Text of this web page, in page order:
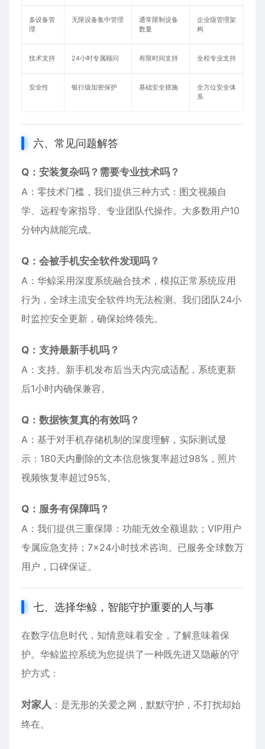
多设备管
理
无限设备集中管理
通常限制设备
数量
企业级管理架
构
技术支持 24小时专属顾问 有限时间支持 全程专业支持
安全性 银行级加密保护 基础安全措施
全方位安全体
系
六、常见问题解答
Q：安装复杂吗？需要专业技术吗？
A：零技术门槛，我们提供三种方式：图文视频自
学、远程专家指导、专业团队代操作。大多数用户10
分钟内就能完成。
Q：会被手机安全软件发现吗？
A：华鲸采用深度系统融合技术，模拟正常系统应用
行为，全球主流安全软件均无法检测。我们团队24小
时监控安全更新，确保始终领先。
Q：支持最新手机吗？
A：支持。新手机发布后当天内完成适配，系统更新
后1小时内确保兼容。
Q：数据恢复真的有效吗？
A：基于对手机存储机制的深度理解，实际测试显
示：180天内删除的文本信息恢复率超过98%，照片
视频恢复率超过95%。
Q：服务有保障吗？
A：我们提供三重保障：功能无效全额退款；VIP用户
专属应急支持；7×24小时技术咨询。已服务全球数万
用户，口碑保证。
七、选择华鲸，智能守护重要的人与事
在数字信息时代，知情意味着安全，了解意味着保
护。华鲸监控系统为您提供了一种既先进又隐蔽的守
护方式：
对家人 ：是无形的关爱之网，默默守护，不打扰却始
终在。